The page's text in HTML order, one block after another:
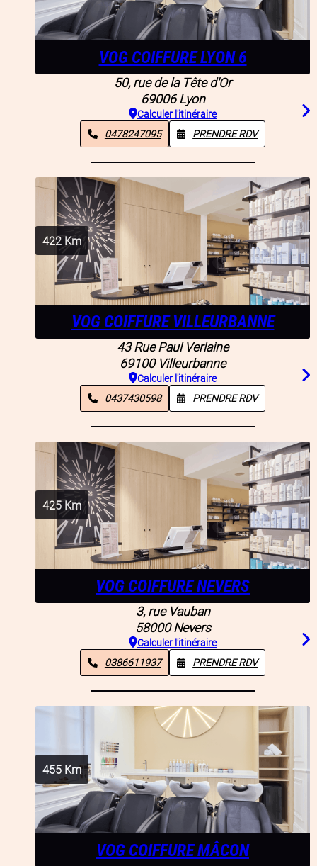
VOG COIFFURE LYON 6
50, rue de la Tête d'Or
69006 Lyon
Calculer l'itinéraire
0478247095
PRENDRE RDV
422Km
VOG COIFFURE VILLEURBANNE
43 Rue Paul Verlaine
69100 Villeurbanne
Calculer l'itinéraire
0437430598
PRENDRE RDV
425Km
VOG COIFFURE NEVERS
3, rue Vauban
58000 Nevers
Calculer l'itinéraire
0386611937
PRENDRE RDV
455 Km
VOG COIFFURE MÂCON